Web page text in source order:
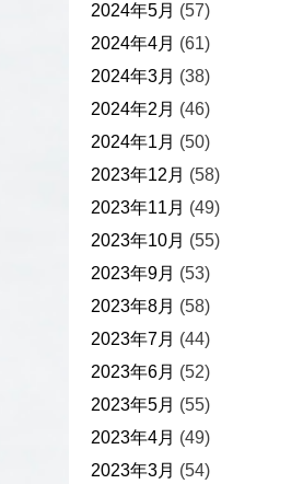
2024年5月 (57)
2024年4月 (61)
2024年3月 (38)
2024年2月 (46)
2024年1月 (50)
2023年12月 (58)
2023年11月 (49)
2023年10月 (55)
2023年9月 (53)
2023年8月 (58)
2023年7月 (44)
2023年6月 (52)
2023年5月 (55)
2023年4月 (49)
2023年3月 (54)